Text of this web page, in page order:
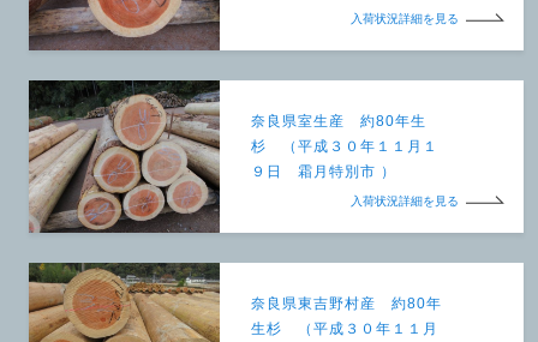
入荷状況詳細を見る
奈良県室生産 約80年生
杉 （平成３０年１１月１
９日 霜月特別市 ）
入荷状況詳細を見る
奈良県東吉野村産 約80年
生杉 （平成３０年１１月